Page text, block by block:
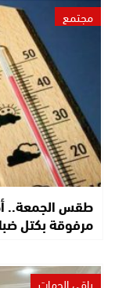
مجتمع
طقس الجمعة..
مرفوقة بكتل
باقي الجهات